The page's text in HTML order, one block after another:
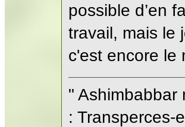
possible d’en
travail, mais le
c'est encore le
"
: Transperces-